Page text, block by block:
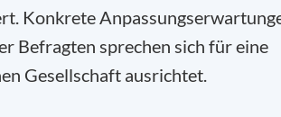
Konkrete
Befragten sprechen sich für eine
Gesellschaft ausrichtet.